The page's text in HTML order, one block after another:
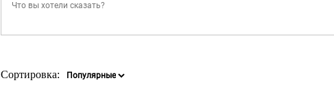
Сортировка: